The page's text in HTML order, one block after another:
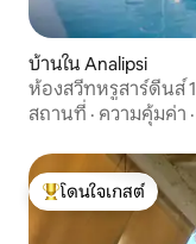
บ้านใน Analipsi
ห้องสวีทหรูสาร์ดีนส์ 1
สถานที่ · ความคุ้มค่า ·
โดนใจเกสต์ที่สุด
โดนใจเกสต์